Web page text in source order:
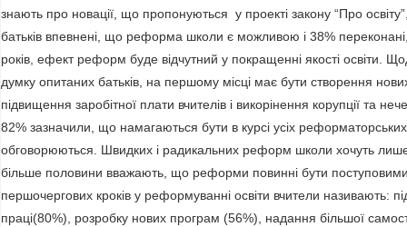
знають про новації, що пропонуються у проекті закону “Про
батьків впевнені, що реформа школи є можливою і 38%
років, ефект реформ буде відчутний у покращенні якості освіти.
думку опитаних батьків, на першому місці має бути створення
підвищення заробітної плати вчителів і викорінення корупції та
82% зазначили, що намагаються бути в курсі усіх
обговорюються. Швидких і радикальних реформ школи хочуть лише
більше половини вважають, що реформи повинні бути
першочергових кроків у реформуванні освіти вчители називають:
праці(80%), розробку нових програм (56%), надання більшої